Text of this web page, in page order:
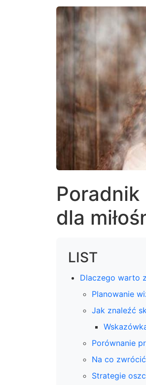
dla
LIST
Dlaczego warto
Planowanie
Jak znaleźć
Porównanie
Na co
Strategie